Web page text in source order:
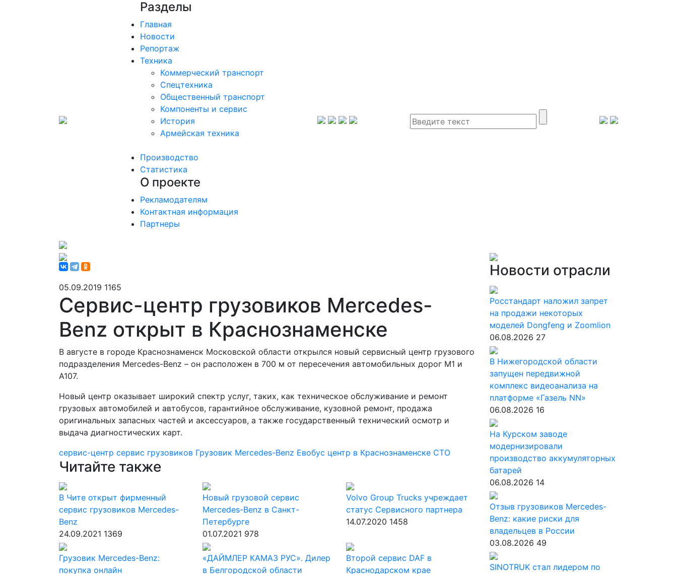
Разделы
Главная
Новости
Репортаж
Техника
Коммерческий транспорт
Спецтехника
Общественный транспорт
Компоненты и сервис
История
Армейская техника
Производство
Статистика
О проекте
Рекламодателям
Контактная информация
Партнеры
05.09.2019 1165
Сервис-центр грузовиков Mercedes-
Benz открыт в Краснознаменске
В августе в городе Краснознаменск Московской области открылся новый сервисный центр грузового
подразделения Mercedes-Benz – он расположен в 700 м от пересечения автомобильных дорог М1 и
А107.
Новый центр оказывает широкий спектр услуг, таких, как техническое обслуживание и ремонт
грузовых автомобилей и автобусов, гарантийное обслуживание, кузовной ремонт, продажа
оригинальных запасных частей и аксессуаров, а также государственный технический осмотр и
выдача диагностических карт.
сервис-центр сервис грузовиков Грузовик Mercedes-Benz Евобус центр в Краснознаменске СТО
Читайте также
В Чите открыт фирменный
сервис грузовиков Mercedes-
Benz
24.09.2021 1369
Новый грузовой сервис
Mercedes-Benz в Санкт-
Петербурге
01.07.2021 978
Volvo Group Trucks учреждает
статус Сервисного партнера
14.07.2020 1458
Грузовик Mercedes-Benz:
покупка онлайн
«ДАЙМЛЕР КАМАЗ РУС». Дилер
в Белгородской области
Второй сервис DAF в
Краснодарском крае
Новости отрасли
Росстандарт наложил запрет
на продажи некоторых
моделей Dongfeng и Zoomlion
06.08.2026 27
В Нижегородской области
запущен передвижной
комплекс видеоанализа на
платформе «Газель NN»
06.08.2026 16
На Курском заводе
модернизировали
производство аккумуляторных
батарей
06.08.2026 14
Отзыв грузовиков Mercedes-
Benz: какие риски для
владельцев в России
03.08.2026 49
SINOTRUK стал лидером по